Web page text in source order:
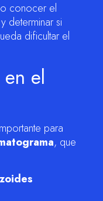
conocer el
determinar si
dificultar el
el
para
, que